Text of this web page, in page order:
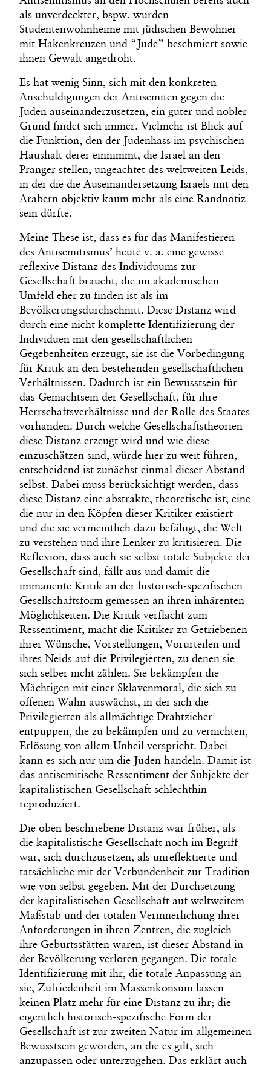
als unverdeckter, bspw. wurden
Studentenwohnheime mit jüdischen Bewohner
mit Hakenkreuzen und “Jude” beschmiert sowie
ihnen Gewalt angedroht.
Es hat wenig Sinn, sich mit den konkreten
Anschuldigungen der Antisemiten gegen die
Juden auseinanderzusetzen, ein guter und nobler
Grund findet sich immer. Vielmehr ist Blick auf
die Funktion, den der Judenhass im psychischen
Haushalt derer einnimmt, die Israel an den
Pranger stellen, ungeachtet des weltweiten Leids,
in der die die Auseinandersetzung Israels mit den
Arabern objektiv kaum mehr als eine Randnotiz
sein dürfte.
Meine These ist, dass es für das Manifestieren
des Antisemitismus’ heute v. a. eine gewisse
reflexive Distanz des Individuums zur
Gesellschaft braucht, die im akademischen
Umfeld eher zu finden ist als im
Bevölkerungsdurchschnitt. Diese Distanz wird
durch eine nicht komplette Identifizierung der
Individuen mit den gesellschaftlichen
Gegebenheiten erzeugt, sie ist die Vorbedingung
für Kritik an den bestehenden gesellschaftlichen
Verhältnissen. Dadurch ist ein Bewusstsein für
das Gemachtsein der Gesellschaft, für ihre
Herrschaftsverhältnisse und der Rolle des Staates
vorhanden. Durch welche Gesellschaftstheorien
diese Distanz erzeugt wird und wie diese
einzuschätzen sind, würde hier zu weit führen,
entscheidend ist zunächst einmal dieser Abstand
selbst. Dabei muss berücksichtigt werden, dass
diese Distanz eine abstrakte, theoretische ist, eine
die nur in den Köpfen dieser Kritiker existiert
und die sie vermeintlich dazu befähigt, die Welt
zu verstehen und ihre Lenker zu kritisieren. Die
Reflexion, dass auch sie selbst totale Subjekte der
Gesellschaft sind, fällt aus und damit die
immanente Kritik an der historisch-spezifischen
Gesellschaftsform gemessen an ihren inhärenten
Möglichkeiten. Die Kritik verflacht zum
Ressentiment, macht die Kritiker zu Getriebenen
ihrer Wünsche, Vorstellungen, Vorurteilen und
ihres Neids auf die Privilegierten, zu denen sie
sich selber nicht zählen. Sie bekämpfen die
Mächtigen mit einer Sklavenmoral, die sich zu
offenen Wahn auswächst, in der sich die
Privilegierten als allmächtige Drahtzieher
entpuppen, die zu bekämpfen und zu vernichten,
Erlösung von allem Unheil verspricht. Dabei
kann es sich nur um die Juden handeln. Damit ist
das antisemitische Ressentiment der Subjekte der
kapitalistischen Gesellschaft schlechthin
reproduziert.
Die oben beschriebene Distanz war früher, als
die kapitalistische Gesellschaft noch im Begriff
war, sich durchzusetzen, als unreflektierte und
tatsächliche mit der Verbundenheit zur Tradition
wie von selbst gegeben. Mit der Durchsetzung
der kapitalistischen Gesellschaft auf weltweitem
Maßstab und der totalen Verinnerlichung ihrer
Anforderungen in ihren Zentren, die zugleich
ihre Geburtsstätten waren, ist dieser Abstand in
der Bevölkerung verloren gegangen. Die totale
Identifizierung mit ihr, die totale Anpassung an
sie, Zufriedenheit im Massenkonsum lassen
keinen Platz mehr für eine Distanz zu ihr; die
eigentlich historisch-spezifische Form der
Gesellschaft ist zur zweiten Natur im allgemeinen
Bewusstsein geworden, an die es gilt, sich
anzupassen oder unterzugehen. Das erklärt auch